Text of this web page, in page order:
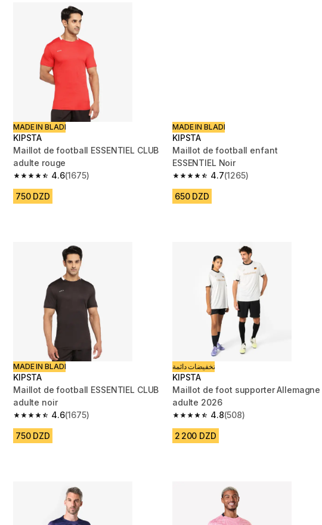
MADE IN BLADI
KIPSTA
Maillot de football ESSENTIEL CLUB
adulte rouge
4.6
4.6 out of 5 stars from 1675 reviews
(1675)
750 DZD
MADE IN BLADI
KIPSTA
Maillot de football enfant
ESSENTIEL Noir
4.7
4.7 out of 5 stars from 1265 reviews
(1265)
650 DZD
MADE IN BLADI
KIPSTA
Maillot de football ESSENTIEL CLUB
adulte noir
4.6
4.6 out of 5 stars from 1675 reviews
(1675)
750 DZD
تخفيضات دائمة
KIPSTA
Maillot de foot supporter Allemagne
adulte 2026
4.8
4.8 out of 5 stars from 508 reviews
(508)
2 200 DZD